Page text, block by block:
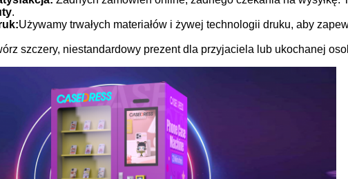
.
Używamy trwałych materiałów i żywej technologii druku, aby
szczery, niestandardowy prezent dla przyjaciela lub ukochanej